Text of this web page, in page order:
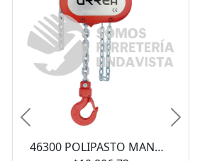
46300 POLIPASTO MANUAL 1 RAMAL 0.5 TON, CADENA 3 M URREA
Anterior Siguiente